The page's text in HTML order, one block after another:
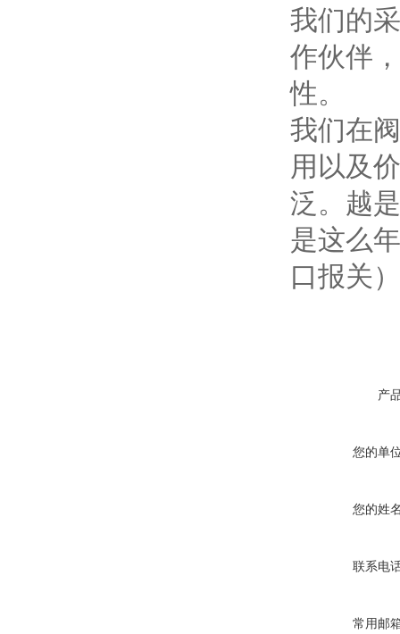
我们的
作伙伴
性。
我们在
用以及
泛。越
是这么
口报关）
产
您的单
您的姓
联系电
常用邮